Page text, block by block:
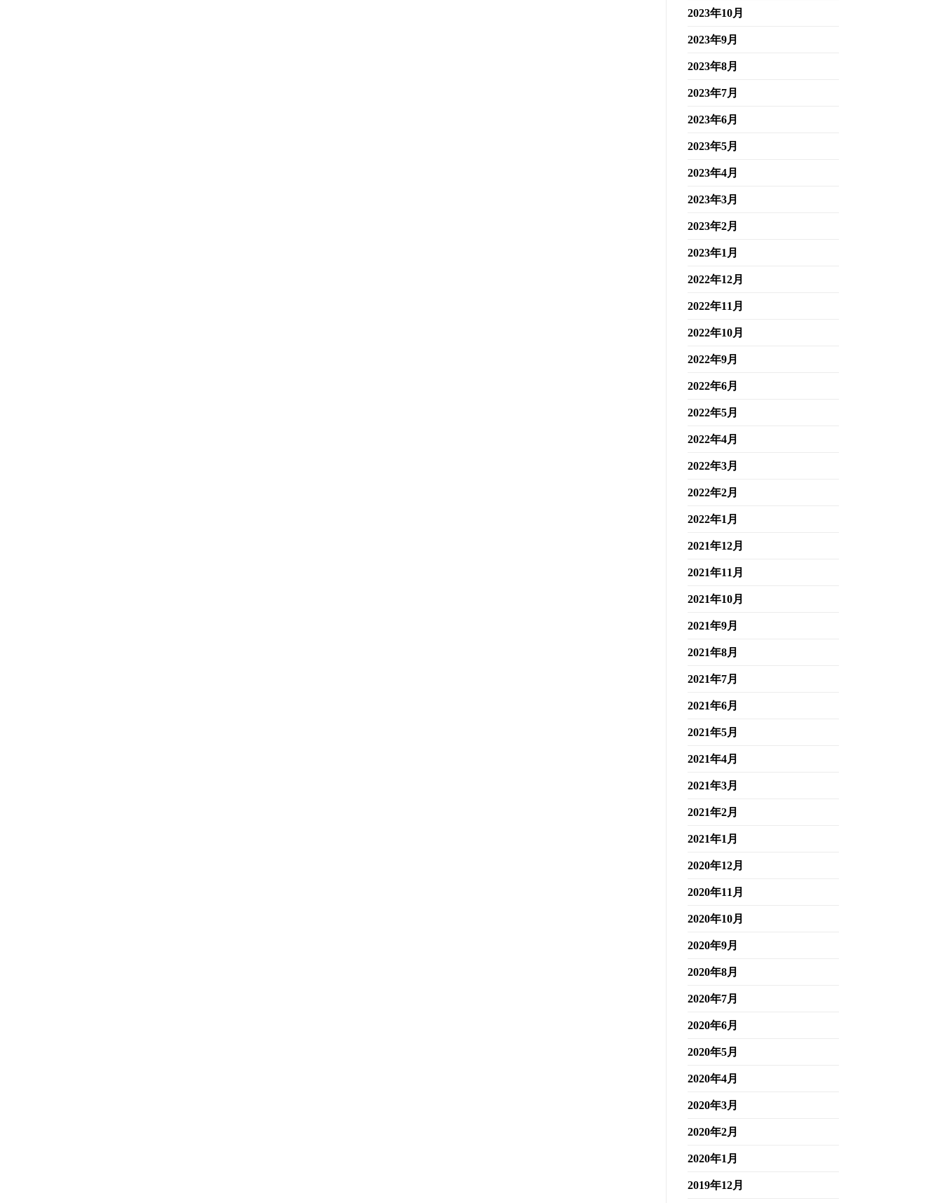
2023年10月
2023年9月
2023年8月
2023年7月
2023年6月
2023年5月
2023年4月
2023年3月
2023年2月
2023年1月
2022年12月
2022年11月
2022年10月
2022年9月
2022年6月
2022年5月
2022年4月
2022年3月
2022年2月
2022年1月
2021年12月
2021年11月
2021年10月
2021年9月
2021年8月
2021年7月
2021年6月
2021年5月
2021年4月
2021年3月
2021年2月
2021年1月
2020年12月
2020年11月
2020年10月
2020年9月
2020年8月
2020年7月
2020年6月
2020年5月
2020年4月
2020年3月
2020年2月
2020年1月
2019年12月